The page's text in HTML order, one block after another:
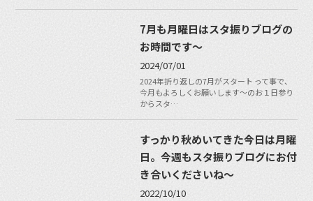
7月も月曜日はスタ振りブログの
お時間です〜
2024/07/01
2024年折り返しの7月がスタート って事で、
今月もよろしくお願いします〜のお１日参り
からスタ…
すっかり秋めいてきた今日は月曜
日。今週もスタ振りブログにお付
き合いくださいね〜
2022/10/10